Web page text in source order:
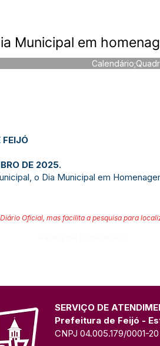
Municipal em
FEIJÓ
DE 2025.
o Dia Municipal em
Oficial, mas facilita a pesquisa para
SERVIÇO DE
Prefeitura de Feijó -
CNPJ 04.005.179/0001-20